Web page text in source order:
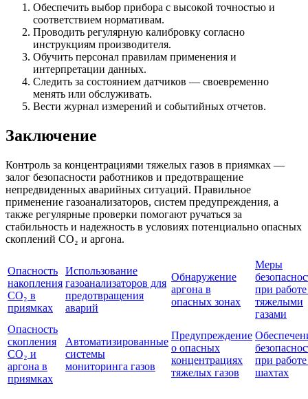
Обеспечить выбор прибора с высокой точностью и
соответствием нормативам.
Проводить регулярную калибровку согласно
инструкциям производителя.
Обучить персонал правилам применения и
интерпретации данных.
Следить за состоянием датчиков — своевременно
менять или обслуживать.
Вести журнал измерений и событийных отчетов.
Заключение
Контроль за концентрациями тяжелых газов в приямках —
залог безопасности работников и предотвращение
непредвиденных аварийных ситуаций. Правильное
применение газоанализаторов, систем предупреждения, а
также регулярные проверки помогают ручаться за
стабильность и надежность в условиях потенциально опасных
скоплений CO₂ и аргона.
Опасность
накопления
CO₂ в
приямках
Использование
газоанализаторов для
предотвращения
аварий
Обнаружение
аргона в
опасных зонах
Меры
при работе
тяжелыми
газами
Опасность
скопления
CO₂ и
аргона в
приямках
Автоматизированные
системы
мониторинга газов
Предупреждение
о опасных
концентрациях
тяжелых газов
при
шахтах